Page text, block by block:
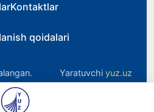
Kontaktlar
qoidalari
Yaratuvchi yuz.uz